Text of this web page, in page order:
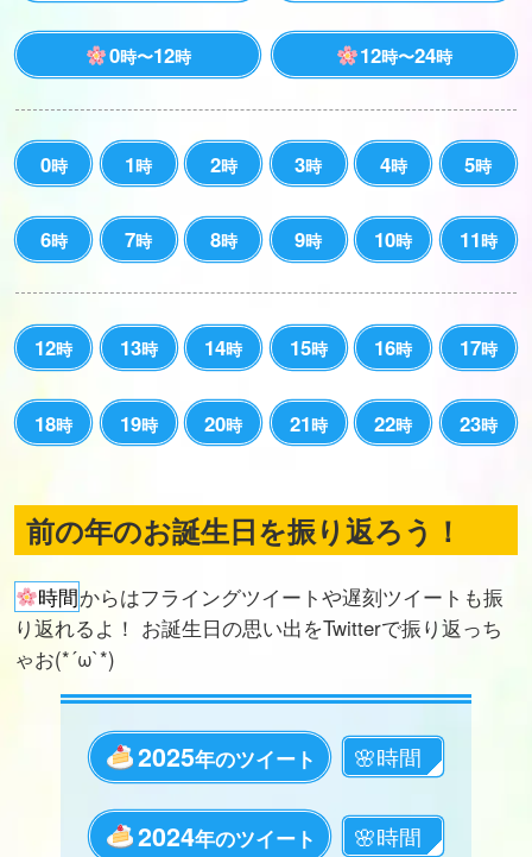
0時〜12時 12時〜24時
0時 1時 2時 3時 4時 5時
6時 7時 8時 9時 10時 11時
12時 13時 14時 15時 16時 17時
18時 19時 20時 21時 22時 23時
前の年のお誕生日を振り返ろう！
時間からはフライングツイートや遅刻ツイートも振
り返れるよ！ お誕生日の思い出をTwitterで振り返っち
ゃお(*´ω`*)
2025年のツイート
2024年のツイート